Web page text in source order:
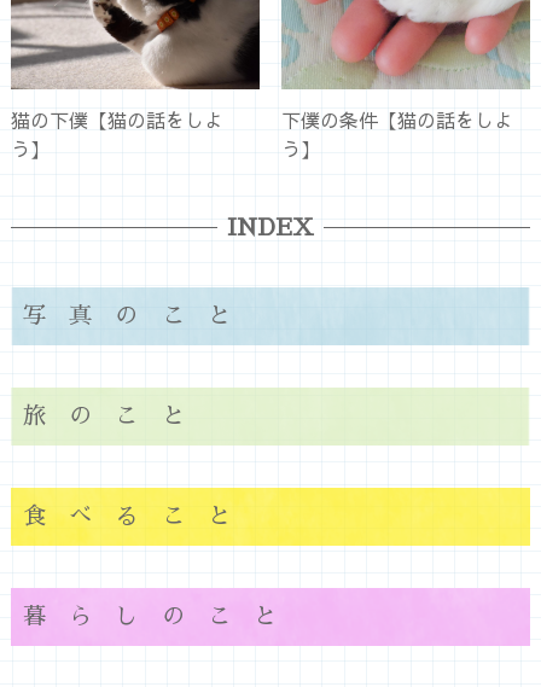
猫の下僕【猫の話をしよ
う】
下僕の条件【猫の話をしよ
う】
INDEX
写真のこと
旅のこと
食べること
暮らしのこと